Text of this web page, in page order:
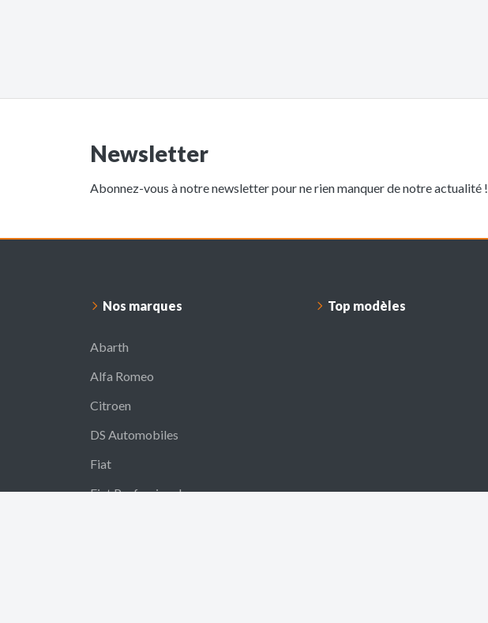
Newsletter
Abonnez-vous à notre newsletter pour ne rien manquer de notre actualité !
Nos marques
Abarth
Alfa Romeo
Citroen
DS Automobiles
Fiat
Fiat Professional
Top modèles